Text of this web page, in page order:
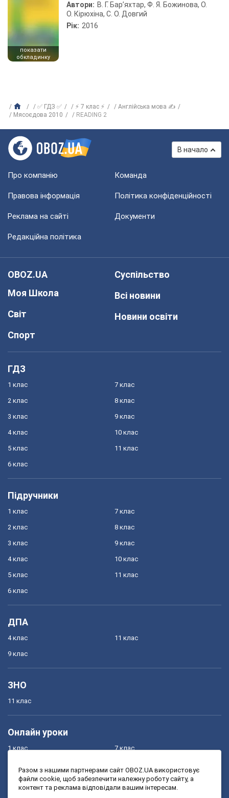
показати
обкладинку
Автори: В. Г. Бар’яхтар, Ф. Я. Божинова, О.
О. Кірюхіна, С. О. Довгий
Рік: 2016
✅ ГДЗ ✅ ⚡ 7 клас ⚡
Англійська мова ✍
Мясоєдова 2010
READING 2
В начало
Про компанію Команда
Правова інформація Політика конфіденційності
Реклама на сайті Документи
Редакційна політика
OBOZ.UA
Моя Школа
Світ
Спорт
Суспільство
Всі новини
Новини освіти
ГДЗ
1 клас
2 клас
3 клас
4 клас
5 клас
6 клас
7 клас
8 клас
9 клас
10 клас
11 клас
Підручники
1 клас
2 клас
3 клас
4 клас
5 клас
6 клас
7 клас
8 клас
9 клас
10 клас
11 клас
ДПА
4 клас
9 клас
11 клас
ЗНО
11 клас
Онлайн уроки
1 клас
3 клас
7 клас
9 клас
Разом з нашими партнерами сайт OBOZ.UA використовує
файли cookie, щоб забезпечити належну роботу сайту, а
контент та реклама відповідали вашим інтересам.